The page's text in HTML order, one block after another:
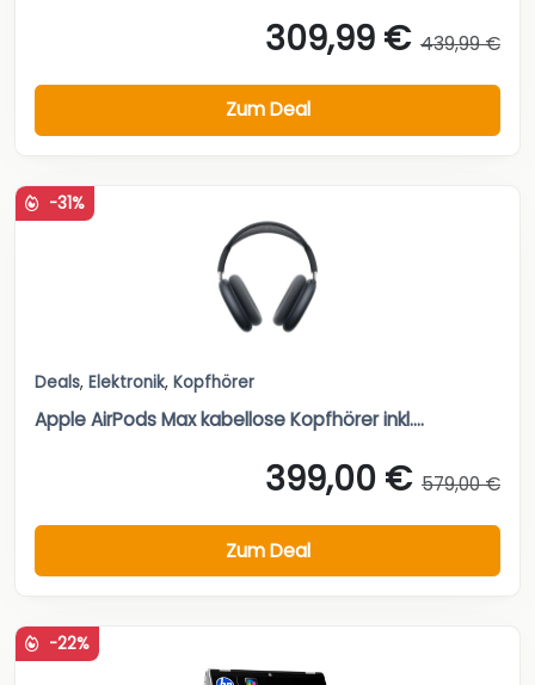
309,99 € 439,99 €
Zum Deal
-31%
Deals, Elektronik, Kopfhörer
Apple AirPods Max kabellose Kopfhörer inkl....
399,00 € 579,00 €
Zum Deal
-22%